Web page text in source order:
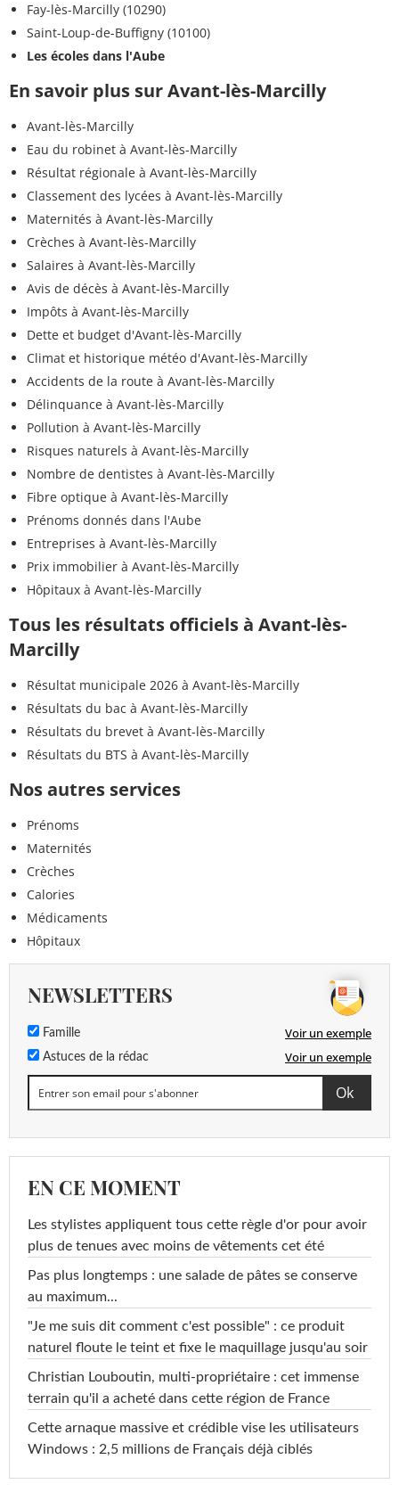
Fay-lès-Marcilly (10290)
Saint-Loup-de-Buffigny (10100)
Les écoles dans l'Aube
En savoir plus sur Avant-lès-Marcilly
Avant-lès-Marcilly
Eau du robinet à Avant-lès-Marcilly
Résultat régionale à Avant-lès-Marcilly
Classement des lycées à Avant-lès-Marcilly
Maternités à Avant-lès-Marcilly
Crèches à Avant-lès-Marcilly
Salaires à Avant-lès-Marcilly
Avis de décès à Avant-lès-Marcilly
Impôts à Avant-lès-Marcilly
Dette et budget d'Avant-lès-Marcilly
Climat et historique météo d'Avant-lès-Marcilly
Accidents de la route à Avant-lès-Marcilly
Délinquance à Avant-lès-Marcilly
Pollution à Avant-lès-Marcilly
Risques naturels à Avant-lès-Marcilly
Nombre de dentistes à Avant-lès-Marcilly
Fibre optique à Avant-lès-Marcilly
Prénoms donnés dans l'Aube
Entreprises à Avant-lès-Marcilly
Prix immobilier à Avant-lès-Marcilly
Hôpitaux à Avant-lès-Marcilly
Tous les résultats officiels à Avant-lès-
Marcilly
Résultat municipale 2026 à Avant-lès-Marcilly
Résultats du bac à Avant-lès-Marcilly
Résultats du brevet à Avant-lès-Marcilly
Résultats du BTS à Avant-lès-Marcilly
Nos autres services
Prénoms
Maternités
Crèches
Calories
Médicaments
Hôpitaux
NEWSLETTERS
Famille Voir un exemple
Astuces de la rédac Voir un exemple
EN CE MOMENT
Les stylistes appliquent tous cette règle d'or pour avoir
plus de tenues avec moins de vêtements cet été
Pas plus longtemps : une salade de pâtes se conserve
au maximum...
"Je me suis dit comment c'est possible" : ce produit
naturel floute le teint et fixe le maquillage jusqu'au soir
Christian Louboutin, multi-propriétaire : cet immense
terrain qu'il a acheté dans cette région de France
Cette arnaque massive et crédible vise les utilisateurs
Windows : 2,5 millions de Français déjà ciblés